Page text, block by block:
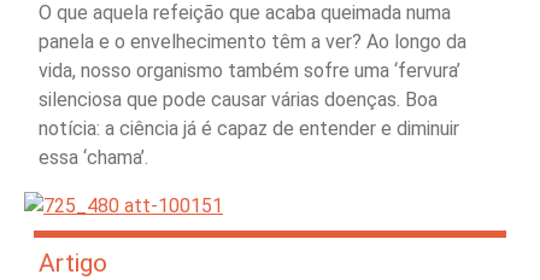
O que aquela refeição que acaba queimada numa
panela e o envelhecimento têm a ver? Ao longo da
vida, nosso organismo também sofre uma ‘fervura’
silenciosa que pode causar várias doenças. Boa
notícia: a ciência já é capaz de entender e diminuir
essa ‘chama’.
Artigo